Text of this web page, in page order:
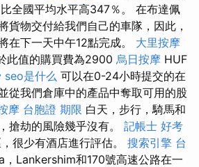
全國平均水平高347％。 在布達佩
貨物交付給我們自己的車隊，因此，
在下一天中午12點完成。 大里按摩
此值的購買費為2900 烏日按摩 HUF
seo是什么 可以在0-24小時提交的在
從我們倉庫中的產品中奪取可用的股
摩 台胞證 期限 白天，步行，騎馬和
搶劫的風險幾乎沒有。 記帳士 好考
很少有酒店進行評估。 搜索引擎 台
，Lankershim和170號高速公路在一